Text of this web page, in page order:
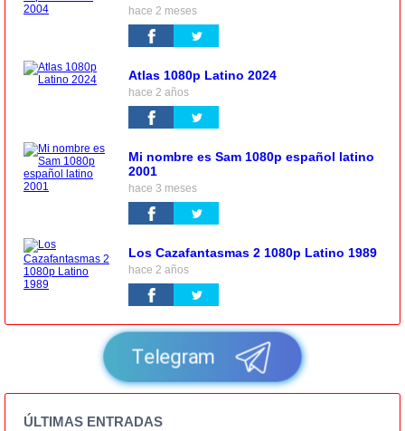
hace 2 meses
Atlas 1080p Latino 2024
hace 2 años
Mi nombre es Sam 1080p español latino
2001
hace 3 meses
Los Cazafantasmas 2 1080p Latino 1989
hace 2 años
Telegram
ÚLTIMAS ENTRADAS